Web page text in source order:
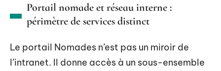
Portail nomade et réseau interne :
périmètre de services distinct
Le portail Nomades n’est pas un miroir de
l’intranet. Il donne accès à un sous-ensemble